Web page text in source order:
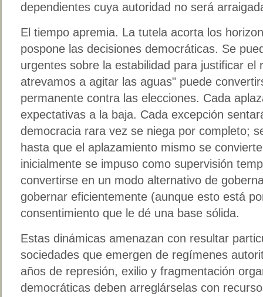
dependientes cuya autoridad no será
El tiempo apremia. La tutela acorta los
pospone las decisiones democráticas. Se
urgentes sobre la estabilidad para justificar el
atrevamos a agitar las aguas" puede
permanente contra las elecciones. Cada
expectativas a la baja. Cada excepción
democracia rara vez se niega por completo;
hasta que el aplazamiento mismo se
inicialmente se impuso como supervisión
convertirse en un modo alternativo de
gobernar eficientemente (aunque esto está
consentimiento que le dé una base sólida.
Estas dinámicas amenazan con resultar
sociedades que emergen de regímenes
años de represión, exilio y fragmentación
democráticas deben arreglárselas con